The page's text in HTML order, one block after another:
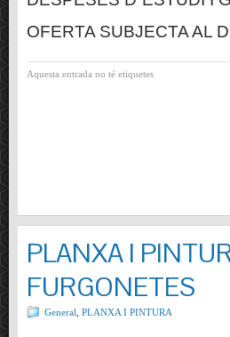
OFERTA SUBJECTA AL
Aquesta entrada no té etiquetes
PLANXA I
FURGONETES
General PLANXA I PINTURA